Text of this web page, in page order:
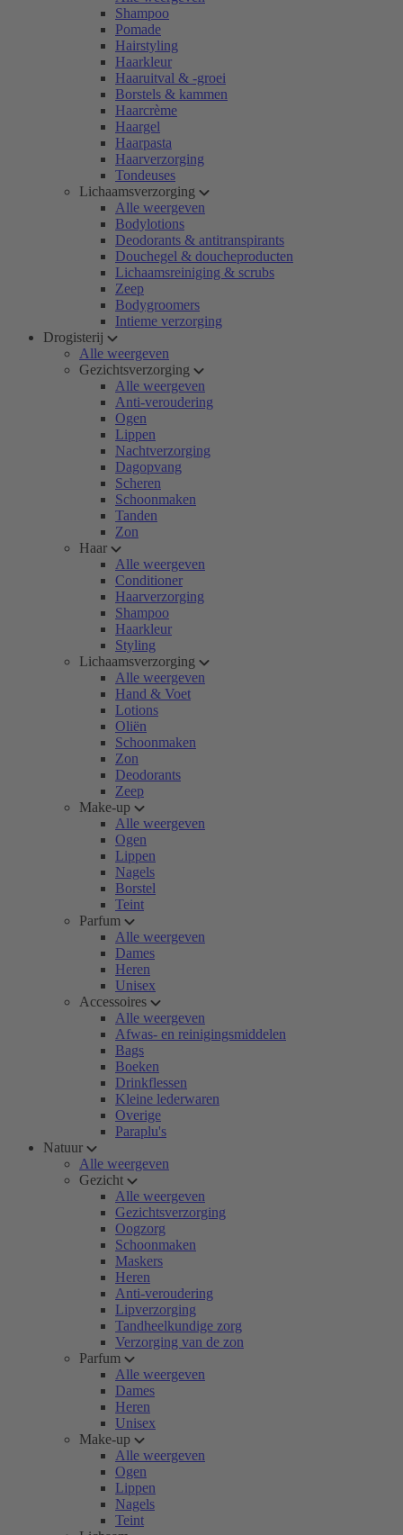
Shampoo
Pomade
Hairstyling
Haarkleur
Haaruitval & -groei
Borstels & kammen
Haarcrème
Haargel
Haarpasta
Haarverzorging
Tondeuses
Lichaamsverzorging
Alle weergeven
Bodylotions
Deodorants & antitranspirants
Douchegel & doucheproducten
Lichaamsreiniging & scrubs
Zeep
Bodygroomers
Intieme verzorging
Drogisterij
Alle weergeven
Gezichtsverzorging
Alle weergeven
Anti-veroudering
Ogen
Lippen
Nachtverzorging
Dagopvang
Scheren
Schoonmaken
Tanden
Zon
Haar
Alle weergeven
Conditioner
Haarverzorging
Shampoo
Haarkleur
Styling
Lichaamsverzorging
Alle weergeven
Hand & Voet
Lotions
Oliën
Schoonmaken
Zon
Deodorants
Zeep
Make-up
Alle weergeven
Ogen
Lippen
Nagels
Borstel
Teint
Parfum
Alle weergeven
Dames
Heren
Unisex
Accessoires
Alle weergeven
Afwas- en reinigingsmiddelen
Bags
Boeken
Drinkflessen
Kleine lederwaren
Overige
Paraplu's
Natuur
Alle weergeven
Gezicht
Alle weergeven
Gezichtsverzorging
Oogzorg
Schoonmaken
Maskers
Heren
Anti-veroudering
Lipverzorging
Tandheelkundige zorg
Verzorging van de zon
Parfum
Alle weergeven
Dames
Heren
Unisex
Make-up
Alle weergeven
Ogen
Lippen
Nagels
Teint